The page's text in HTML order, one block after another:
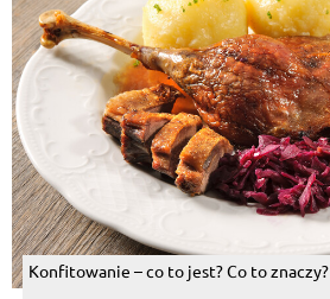
Konfitowanie – co to jest? Co to znaczy?